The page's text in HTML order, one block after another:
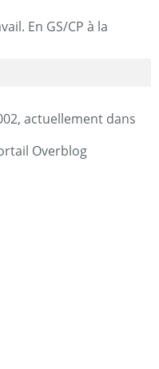
En GS/CP à la
actuellement dans
Overblog